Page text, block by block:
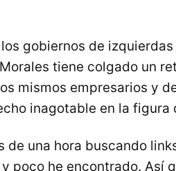
gobiernos de
tiene colgado un
mismos empresarios y
inagotable en la figura
de una hora buscando
poco he encontrado. Así